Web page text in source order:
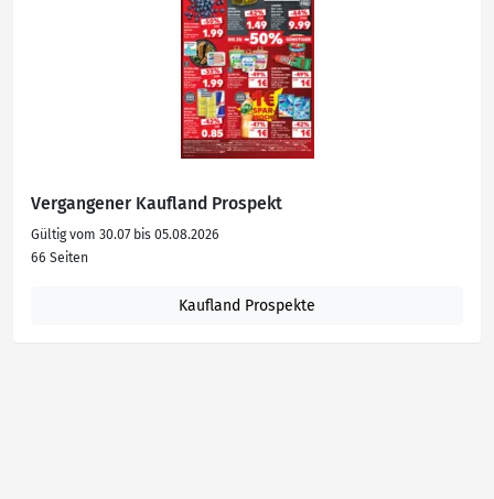
Vergangener Kaufland Prospekt
Gültig vom 30.07 bis 05.08.2026
66 Seiten
Kaufland Prospekte